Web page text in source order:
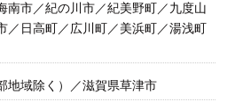
南市／紀の川市／紀美野町／九度山
／日高町／広川町／美浜町／湯浅町
地域除く）／滋賀県草津市